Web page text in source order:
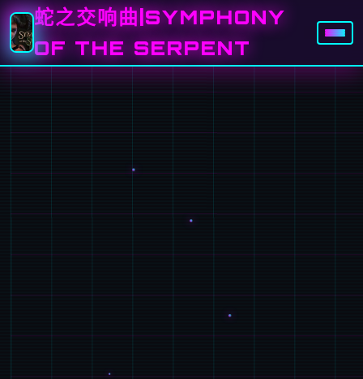
蛇之交响曲|SYMPHONY
OF THE SERPENT